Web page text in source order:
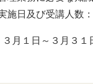
日及び受講人数
３月１日～３月３